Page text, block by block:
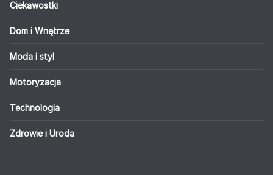
Ciekawostki
Dom i Wnętrze
Moda i styl
Motoryzacja
Technologia
Zdrowie i Uroda